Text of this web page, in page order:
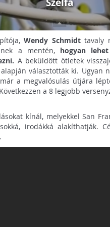
Szélfa
Wendy Schmidttavaly
a mentén, hogyan
A beküldött ötletek
választották ki. Ugyan
a megvalósulás útjára
a 8 legjobb
kínál, melyekkel San
irodákká alakíthatják.